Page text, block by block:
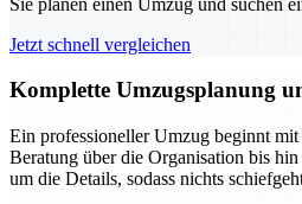
Jetzt schnell vergleichen
Komplette Umzugsplanung
Ein professioneller Umzug beginnt
Beratung über die Organisation bis
um die Details, sodass nichts